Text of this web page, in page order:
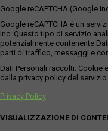
Google reCAPTCHA (Google
Google reCAPTCHA è un
Inc. Questo tipo di servizio
potenzialmente contenente
parti di traffico, messaggi e
Dati Personali raccolti:
dalla privacy policy del servizio.
Privacy Policy
VISUALIZZAZIONE DI